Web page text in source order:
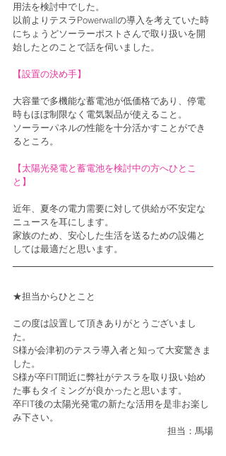
用法を検討中でした。
以前よりテスラPowerwallの導入を考えていた時
にちょうどソーラーポストさんで取り扱いを開
始したとのことで話を伺いました。
【設置の決め手】
大容量で多機能な蓄電池が低価格であり、停電
時もほぼ制限なく電気製品が使えること。
ソーラーパネルの性能を十分活かすことができ
るところ。
【太陽光発電と蓄電池を検討中の方へひとこ
と】
近年、夏冬の電力需要に対して供給が不安定な
ニュースを耳にします。
家族のため、安心した生活を送るための設備と
しては最適だと思います。
★担当からひとこと
この度は設置して頂きありがとうございまし
た。
S様が会津初のテスラ導入者と知って大変驚きま
した。
S様が卒FIT間近に弊社がテスラを取り扱い始め
た事もタイミングが良かったと思います。
卒FIT後の太陽光発電の新たな活用を是非お楽し
み下さい。
担当：馬場